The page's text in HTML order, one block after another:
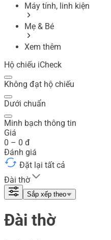
Máy tính, linh kiện
Mẹ & Bé
Xem thêm
Hộ chiếu iCheck
Không đạt hộ chiếu
Dưới chuẩn
Minh bạch thông tin
Giá
0 – 0 đ
Đánh giá
Đặt lại tất cả
Đài thờ
Sắp xếp theo
Đài thờ